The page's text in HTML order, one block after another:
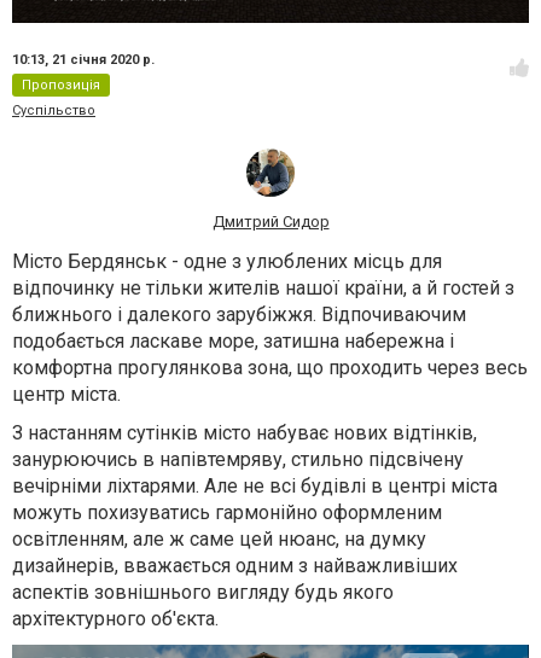
10:13, 21 січня 2020 р.
Пропозиція
Суспільство
Дмитрий Сидор
Місто Бердянськ - одне з улюблених місць для
відпочинку не тільки жителів нашої країни, а й гостей з
ближнього і далекого зарубіжжя. Відпочиваючим
подобається ласкаве море, затишна набережна і
комфортна прогулянкова зона, що проходить через весь
центр міста.
З настанням сутінків місто набуває нових відтінків,
занурюючись в напівтемряву, стильно підсвічену
вечірніми ліхтарями. Але не всі будівлі в центрі міста
можуть похизуватись гармонійно оформленим
освітленням, але ж саме цей нюанс, на думку
дизайнерів, вважається одним з найважливіших
аспектів зовнішнього вигляду будь якого
архітектурного об'єкта.